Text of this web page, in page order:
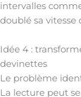
intervalles
doublé sa vitesse
Idée 4 :
devinettes
Le problème
La lecture peut